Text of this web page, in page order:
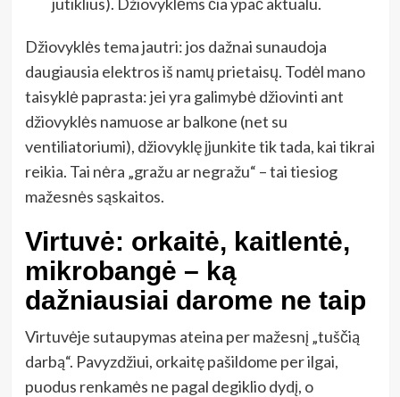
Džiovyklės tema jautri: jos dažnai sunaudoja
daugiausia elektros iš namų prietaisų. Todėl mano
taisyklė paprasta: jei yra galimybė džiovinti ant
džiovyklės namuose ar balkone (net su
ventiliatoriumi), džiovyklę įjunkite tik tada, kai tikrai
reikia. Tai nėra „gražu ar negražu“ – tai tiesiog
mažesnės sąskaitos.
Virtuvė: orkaitė, kaitlentė,
mikrobangė – ką
dažniausiai darome ne taip
Virtuvėje sutaupymas ateina per mažesnį „tuščią
darbą“. Pavyzdžiui, orkaitę pašildome per ilgai,
puodus renkamės ne pagal degiklio dydį, o